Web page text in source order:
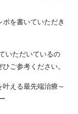
を書いていただき
いただいているの
ご参考ください。
える最先端治療～